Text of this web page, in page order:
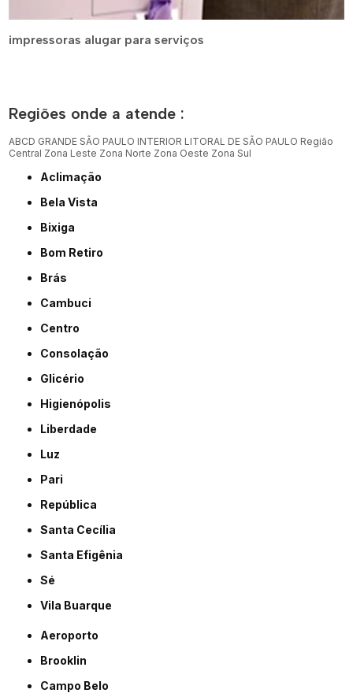
impressoras alugar para serviços
Regiões onde a atende :
ABCD GRANDE SÃO PAULO INTERIOR LITORAL DE SÃO PAULO Região
Central Zona Leste Zona Norte Zona Oeste Zona Sul
Aclimação
Bela Vista
Bixiga
Bom Retiro
Brás
Cambuci
Centro
Consolação
Glicério
Higienópolis
Liberdade
Luz
Pari
República
Santa Cecília
Santa Efigênia
Sé
Vila Buarque
Aeroporto
Brooklin
Campo Belo